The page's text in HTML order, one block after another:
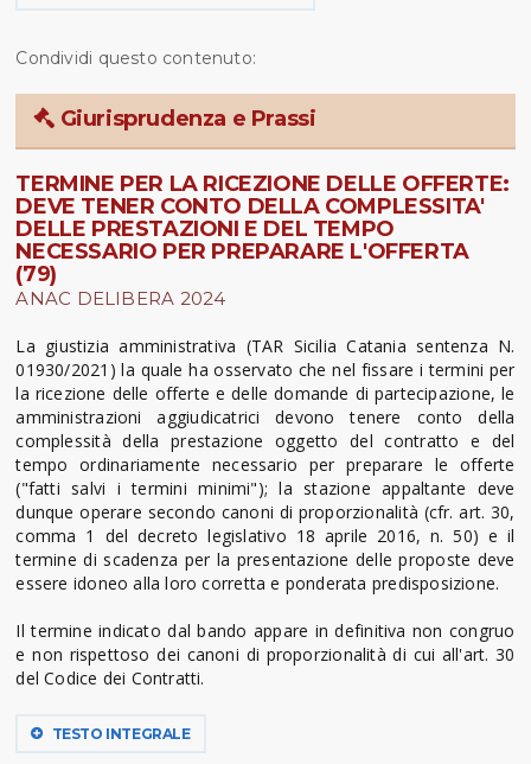
Condividi questo contenuto:
Giurisprudenza e Prassi
TERMINE PER LA RICEZIONE DELLE OFFERTE:
DEVE TENER CONTO DELLA COMPLESSITA'
DELLE PRESTAZIONI E DEL TEMPO
NECESSARIO PER PREPARARE L'OFFERTA
(79)
ANAC DELIBERA 2024
La giustizia amministrativa (TAR Sicilia Catania sentenza N.
01930/2021) la quale ha osservato che nel fissare i termini per
la ricezione delle offerte e delle domande di partecipazione, le
amministrazioni aggiudicatrici devono tenere conto della
complessità della prestazione oggetto del contratto e del
tempo ordinariamente necessario per preparare le offerte
("fatti salvi i termini minimi"); la stazione appaltante deve
dunque operare secondo canoni di proporzionalità (cfr. art. 30,
comma 1 del decreto legislativo 18 aprile 2016, n. 50) e il
termine di scadenza per la presentazione delle proposte deve
essere idoneo alla loro corretta e ponderata predisposizione.
Il termine indicato dal bando appare in definitiva non congruo
e non rispettoso dei canoni di proporzionalità di cui all'art. 30
del Codice dei Contratti.
TESTO INTEGRALE